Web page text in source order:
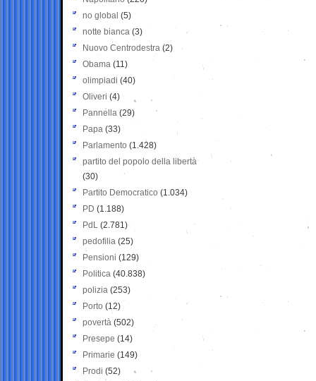
no global (5)
notte bianca (3)
Nuovo Centrodestra (2)
Obama (11)
olimpiadi (40)
Oliveri (4)
Pannella (29)
Papa (33)
Parlamento (1.428)
partito del popolo della libertà
(30)
Partito Democratico (1.034)
PD (1.188)
PdL (2.781)
pedofilia (25)
Pensioni (129)
Politica (40.838)
polizia (253)
Porto (12)
povertà (502)
Presepe (14)
Primarie (149)
Prodi (52)